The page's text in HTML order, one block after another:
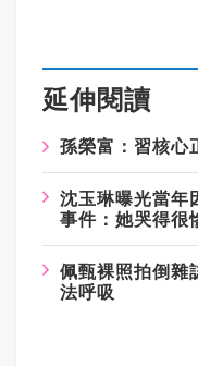
延伸閱讀
孫榮富：習核心
沈玉琳曝光當年
事件：她哭得很
佩甄裸照拍倒雜
法呼吸